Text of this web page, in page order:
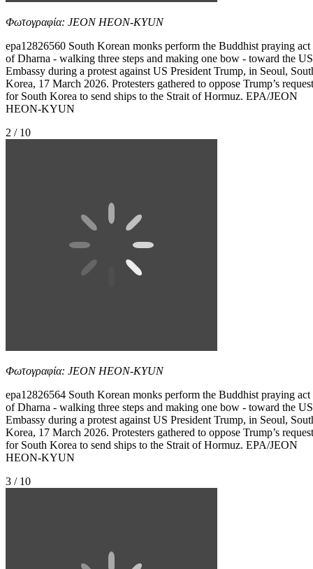
Φωτογραφία: JEON HEON-KYUN
epa12826560 South Korean monks perform the Buddhist praying act
of Dharna - walking three steps and making one bow - toward the US
Embassy during a protest against US President Trump, in Seoul,
Korea, 17 March 2026. Protesters gathered to oppose Trump’s request
for South Korea to send ships to the Strait of Hormuz. EPA/JEON
HEON-KYUN
2 / 10
Φωτογραφία: JEON HEON-KYUN
epa12826564 South Korean monks perform the Buddhist praying act
of Dharna - walking three steps and making one bow - toward the US
Embassy during a protest against US President Trump, in Seoul,
Korea, 17 March 2026. Protesters gathered to oppose Trump’s request
for South Korea to send ships to the Strait of Hormuz. EPA/JEON
HEON-KYUN
3 / 10